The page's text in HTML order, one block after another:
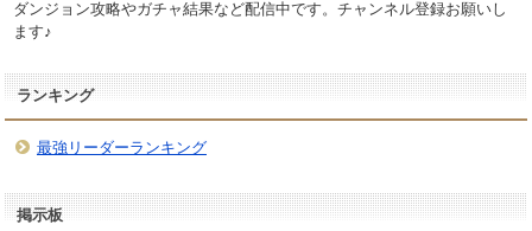
ダンジョン攻略やガチャ結果など配信中です。チャンネル登録お願いし
ます♪
ランキング
最強リーダーランキング
掲示板